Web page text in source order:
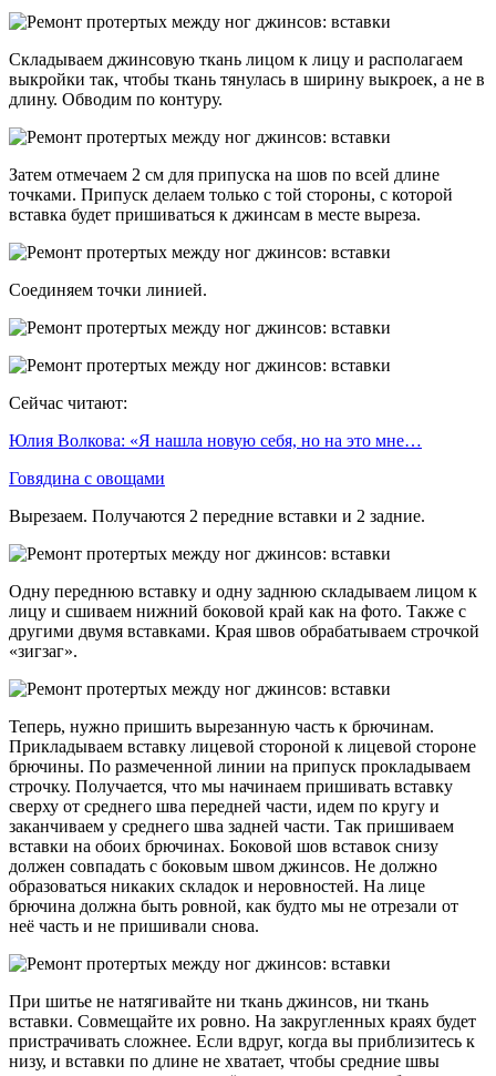
Складываем джинсовую ткань лицом к лицу и располагаем
выкройки так, чтобы ткань тянулась в ширину выкроек, а не в
длину. Обводим по контуру.
Затем отмечаем 2 см для припуска на шов по всей длине
точками. Припуск делаем только с той стороны, с которой
вставка будет пришиваться к джинсам в месте выреза.
Соединяем точки линией.
Сейчас читают:
Юлия Волкова: «Я нашла новую себя, но на это мне…
Говядина с овощами
Вырезаем. Получаются 2 передние вставки и 2 задние.
Одну переднюю вставку и одну заднюю складываем лицом к
лицу и сшиваем нижний боковой край как на фото. Также с
другими двумя вставками. Края швов обрабатываем строчкой
«зигзаг».
Теперь, нужно пришить вырезанную часть к брючинам.
Прикладываем вставку лицевой стороной к лицевой стороне
брючины. По размеченной линии на припуск прокладываем
строчку. Получается, что мы начинаем пришивать вставку
сверху от среднего шва передней части, идем по кругу и
заканчиваем у среднего шва задней части. Так пришиваем
вставки на обоих брючинах. Боковой шов вставок снизу
должен совпадать с боковым швом джинсов. Не должно
образоваться никаких складок и неровностей. На лице
брючина должна быть ровной, как будто мы не отрезали от
неё часть и не пришивали снова.
При шитье не натягивайте ни ткань джинсов, ни ткань
вставки. Совмещайте их ровно. На закругленных краях будет
пристрачивать сложнее. Если вдруг, когда вы приблизитесь к
низу, и вставки по длине не хватает, чтобы средние швы